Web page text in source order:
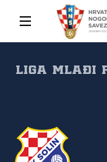
Liga mlađi